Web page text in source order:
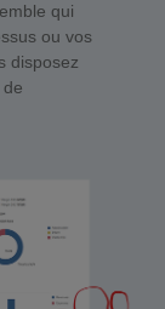
qui
ou vos
disposez